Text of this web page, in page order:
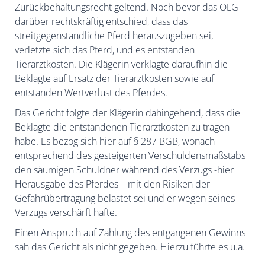
Zurückbehaltungsrecht geltend. Noch bevor das OLG
darüber rechtskräftig entschied, dass das
streitgegenständliche Pferd herauszugeben sei,
verletzte sich das Pferd, und es entstanden
Tierarztkosten. Die Klägerin verklagte daraufhin die
Beklagte auf Ersatz der Tierarztkosten sowie auf
entstanden Wertverlust des Pferdes.
Das Gericht folgte der Klägerin dahingehend, dass die
Beklagte die entstandenen Tierarztkosten zu tragen
habe. Es bezog sich hier auf § 287 BGB, wonach
entsprechend des gesteigerten Verschuldensmaßstabs
den säumigen Schuldner während des Verzugs -hier
Herausgabe des Pferdes – mit den Risiken der
Gefahrübertragung belastet sei und er wegen seines
Verzugs verschärft hafte.
Einen Anspruch auf Zahlung des entgangenen Gewinns
sah das Gericht als nicht gegeben. Hierzu führte es u.a.